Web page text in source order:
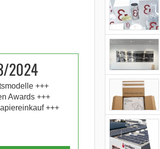
2024
+++
Awards +++
+++